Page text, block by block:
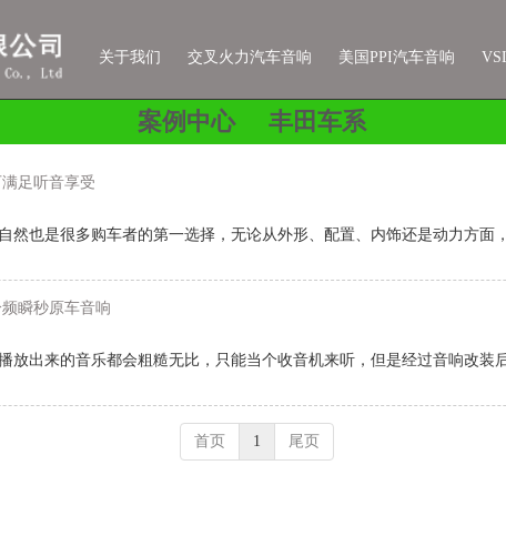
关于我们 交叉火力汽车音响 美国PPI汽车音响
案例中心 丰田车系
足听音享受
然也是很多购车者的第一选择，无论从外形、配置、内饰还是动力方
瞬秒原车音响
放出来的音乐都会粗糙无比，只能当个收音机来听，但是经过音响改
首页 1 尾页